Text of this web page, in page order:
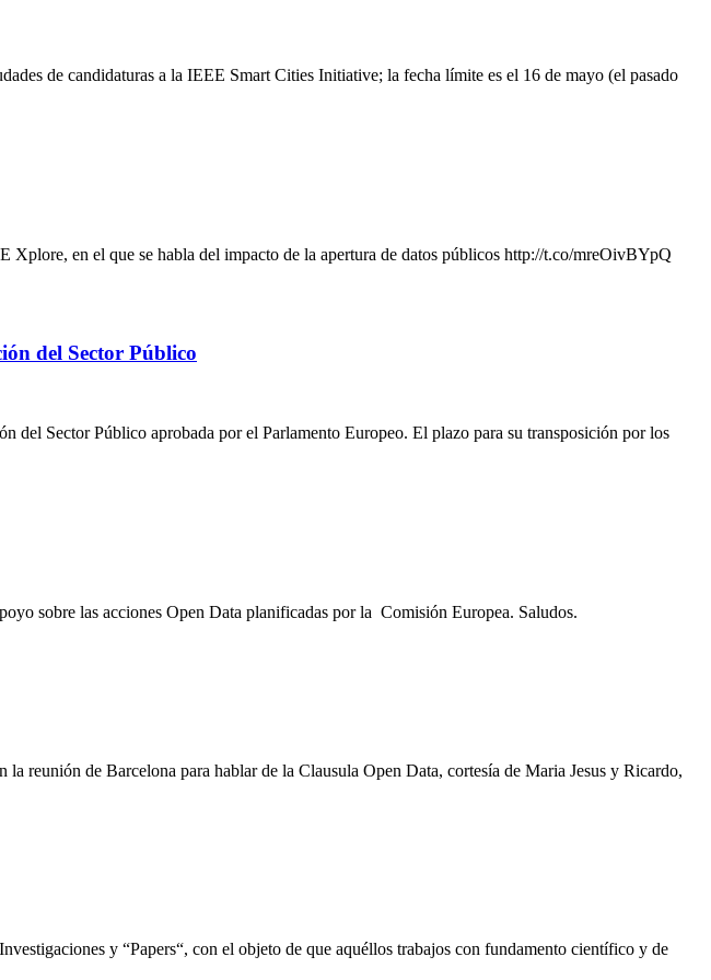
de candidaturas a la IEEE Smart Cities Initiative; la fecha límite es el 16 de mayo (el pasado
en el que se habla del impacto de la apertura de datos públicos http://t.co/mreOivBYpQ
del Sector Público
Sector Público aprobada por el Parlamento Europeo. El plazo para su transposición por los
sobre las acciones Open Data planificadas por la Comisión Europea. Saludos.
reunión de Barcelona para hablar de la Clausula Open Data, cortesía de Maria Jesus y Ricardo,
y “Papers“, con el objeto de que aquéllos trabajos con fundamento científico y de